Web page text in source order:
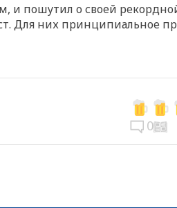
и пошутил о своей
Для них принципиальное
0